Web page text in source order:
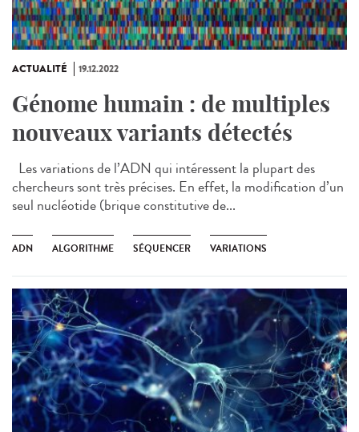
ACTUALITÉ 19.12.2022
Génome humain : de multiples
nouveaux variants détectés
Les variations de l’ADN qui intéressent la plupart des
chercheurs sont très précises. En effet, la modification d’un
seul nucléotide (brique constitutive de...
ADN ALGORITHME SÉQUENCER VARIATIONS